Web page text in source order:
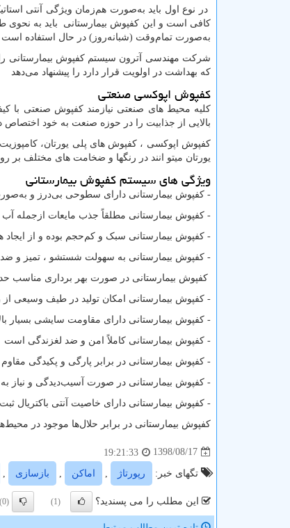
در نوع اول باید به‌صورت هم‌زمان ویژگی آنتی
کافی است و این کفپوش بیمارستانی باید به نحوی
به‌صورت تمام‌وقت (شبانه‌روز) در حال استفاده
شرکت مهندسی آترون سیستم کفپوش بیمارستانی را
که بهداشت در اولویت قرار دارد را پیشنهاد می‌دهد
کفپوش اپوکسی صنعتی
کلیه محیط های صنعتی نیازمند کفپوش صنعتی با
بالایی از جذابیت را در حوزه صنعت به خود اختصاص
کفپوش اپوکسی ، کفپوش های پلی یورتان،
یورتان میتو انند در رنگها و ضخامت های مختلف
ویژگی های سیستم کفپوش بیمارستانی
- کفپوش بیمارستانی دارای سطوحی بی‌درز و
- کفپوش بیمارستانی مطلقاً جذب مایعات ازجمله آب
- کفپوش بیمارستانی سبک و کم‌حجم بوده و از ایجاد
- کفپوش بیمارستانی به سهولت شستشو ، تمیز و
کفپوش بیمارستانی در صورت بهر برداری مناسب حداقل ۲۰ سال عمر مفید
- کفپوش بیمارستانی امکان تولید در طیف وسیعی از
- کفپوش بیمارستانی دارای مقاومت سایشی بسیار
- کفپوش بیمارستانی کاملاً امن و ضد لغزندگی است
- کفپوش بیمارستانی در برابر پارگی و پکیدگی
- کفپوش بیمارستانی در صورت آسیب‌دیدگی و نیاز به
- کفپوش بیمارستانی دارای خاصیت آنتی
کفپوش بیمارستانی در برابر حلال‌ها موجود در
1398/08/17
19:21:33
تگهای خبر: رپورتاژ اماكن بازسازی
این مطلب را می پسندید؟ (1)
(0)